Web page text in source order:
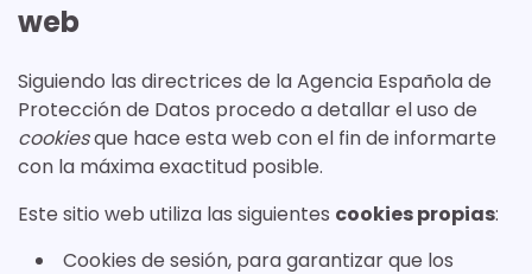
web
Siguiendo las directrices de la Agencia Española de
Protección de Datos procedo a detallar el uso de
cookiesque hace esta web con el fin de informarte
con la máxima exactitud posible.
Este sitio web utiliza las siguientes cookies propias:
Cookies de sesión, para garantizar que los